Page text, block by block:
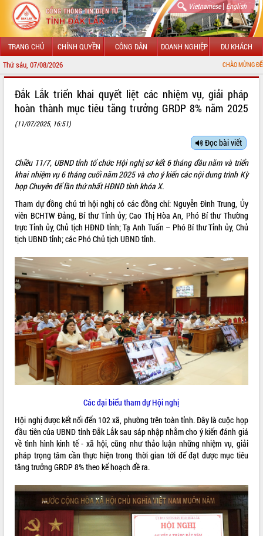
Vietnamese| English
TRANG CHỦ CHÍNH QUYỀN CÔNG DÂN DOANH NGHIỆP DU KHÁCH
Thứ sáu, 07/08/2026 CHÀO MỪNG ĐẾN VỚI CỔNG
GIỚI THIỆU
LÃNH ĐẠO UBND TỈNH
SỞ, BAN, NGÀNH
UBND CÁC XÃ, PHƯỜNG
THÔNG TIN CHỈ ĐẠO ĐIỀU HÀNH
HỆ THỐNG VĂN BẢN
VĂN BẢN HĐND TỈNH
ĐIỂM TIN VĂN BẢN
QUY HOẠCH - KẾ HOẠCH
Đắk Lắk triển khai quyết liệt các nhiệm vụ, giải pháp
hoàn thành mục tiêu tăng trưởng GRDP 8% năm 2025
(11/07/2025, 16:51)
Đọc bài viết
Chiều 11/7, UBND tỉnh tổ chức Hội nghị sơ kết 6 tháng đầu năm và triển
khai nhiệm vụ 6 tháng cuối năm 2025 và cho ý kiến các nội dung trình Kỳ
họp Chuyên để lần thứ nhất HĐND tỉnh khóa X.
Tham dự đồng chủ trì hội nghị có các đồng chí: Nguyễn Đình Trung, Ủy
viên BCHTW Đảng, Bí thư Tỉnh ủy; Cao Thị Hòa An, Phó Bí thư Thường
trực Tỉnh ủy, Chủ tịch HĐND tỉnh; Tạ Anh Tuấn – Phó Bí thư Tỉnh ủy, Chủ
tịch UBND tỉnh; các Phó Chủ tịch UBND tỉnh.
Các đại biểu tham dự Hội nghị
Hội nghị được kết nối đến 102 xã, phường trên toàn tỉnh. Đây là cuộc họp
đầu tiên của UBND tỉnh Đắk Lắk sau sáp nhập nhằm cho ý kiến đánh giá
về tình hình kinh tế - xã hội, cũng như thảo luận những nhiệm vụ, giải
pháp trọng tâm cần thực hiện trong thời gian tới để đạt được mục tiêu
tăng trưởng GRDP 8% theo kế hoạch đề ra.